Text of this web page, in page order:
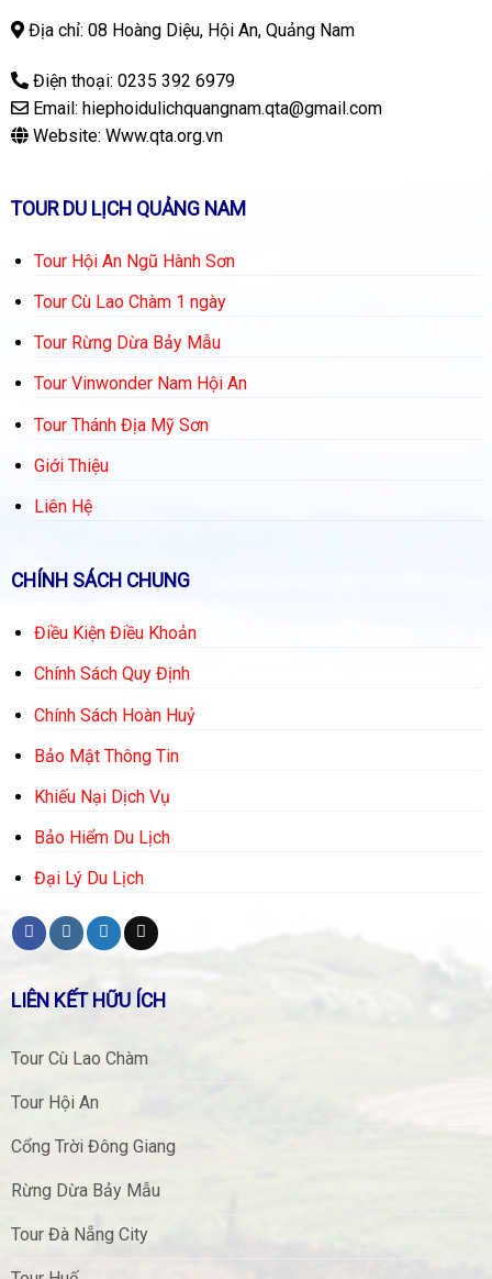
Địa chỉ: 08 Hoàng Diệu, Hội An, Quảng Nam
Điện thoại: 0235 392 6979
Email: hiephoidulichquangnam.qta@gmail.com
Website: Www.qta.org.vn
TOUR DU LỊCH QUẢNG NAM
Tour Hội An Ngũ Hành Sơn
Tour Cù Lao Chàm 1 ngày
Tour Rừng Dừa Bảy Mẫu
Tour Vinwonder Nam Hội An
Tour Thánh Địa Mỹ Sơn
Giới Thiệu
Liên Hệ
CHÍNH SÁCH CHUNG
Điều Kiện Điều Khoản
Chính Sách Quy Định
Chính Sách Hoàn Huỷ
Bảo Mật Thông Tin
Khiếu Nại Dịch Vụ
Bảo Hiểm Du Lịch
Đại Lý Du Lịch
LIÊN KẾT HỮU ÍCH
Tour Cù Lao Chàm
Tour Hội An
Cổng Trời Đông Giang
Rừng Dừa Bảy Mẫu
Tour Đà Nẵng City